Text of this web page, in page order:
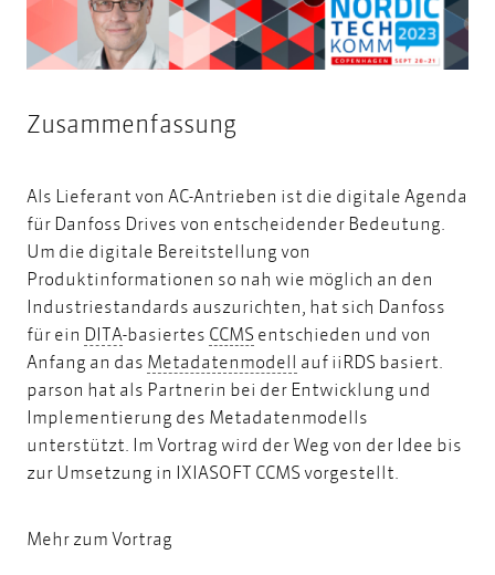
Zusammenfassung
Als Lieferant von AC-Antrieben ist die digitale Agenda
für Danfoss Drives von entscheidender Bedeutung.
Um die digitale Bereitstellung von
Produktinformationen so nah wie möglich an den
Industriestandards auszurichten, hat sich Danfoss
für ein DITADITA
-basiertes CCMS CCMS
entschieden und von
Anfang an das Metadatenmodell Metadatenmodell
auf iiRDS basiert.
parson hat als Partnerin bei der Entwicklung und
Implementierung des Metadatenmodells
unterstützt. Im Vortrag wird der Weg von der Idee bis
zur Umsetzung in IXIASOFT CCMS vorgestellt.
Mehr zum Vortrag